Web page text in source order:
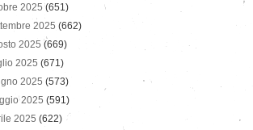
2025 (651)
2025 (662)
2025 (669)
2025 (671)
2025 (573)
2025 (591)
2025 (622)